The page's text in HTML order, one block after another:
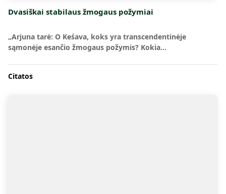
Dvasiškai stabilaus žmogaus požymiai
„Arjuna tarė: O Keśava, koks yra transcendentinėje
sąmonėje esančio žmogaus požymis? Kokia…
Citatos